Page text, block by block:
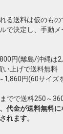
る送料は仮のもの
で決定し、手動
円(離島/沖縄は
い上げで送料無料
1,860円(60サイズ
でで送料250～360
代金が送料無料
れます。